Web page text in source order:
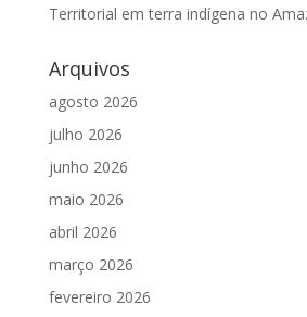
Territorial em terra indígena no
Arquivos
agosto 2026
julho 2026
junho 2026
maio 2026
abril 2026
março 2026
fevereiro 2026